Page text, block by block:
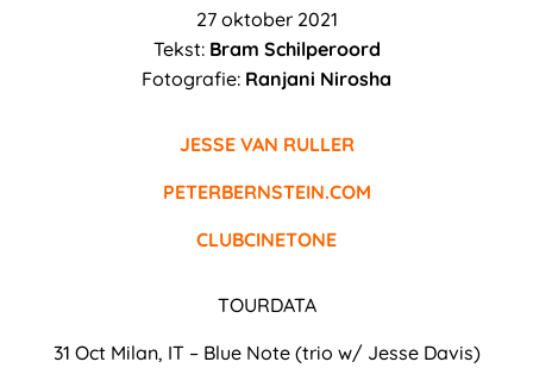
27 oktober 2021
Tekst:Bram Schilperoord
Fotografie: Ranjani Nirosha
JESSE VAN RULLER
PETERBERNSTEIN.COM
CLUBCINETONE
TOURDATA
31 Oct Milan, IT – Blue Note (trio w/ Jesse Davis)